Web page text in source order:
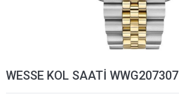
WESSE KOL SAATİ WWG207307